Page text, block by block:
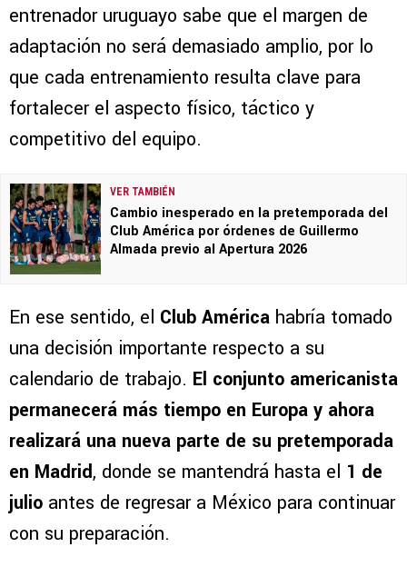
entrenador uruguayo sabe que el margen de
adaptación no será demasiado amplio, por lo
que cada entrenamiento resulta clave para
fortalecer el aspecto físico, táctico y
competitivo del equipo.
VER TAMBIÉN
Cambio inesperado en la pretemporada del
Club América por órdenes de Guillermo
Almada previo al Apertura 2026
En ese sentido, el Club América habría tomado
una decisión importante respecto a su
calendario de trabajo. El conjunto americanista
permanecerá más tiempo en Europa y ahora
realizará una nueva parte de su pretemporada
en Madrid, donde se mantendrá hasta el 1 de
julio antes de regresar a México para continuar
con su preparación.